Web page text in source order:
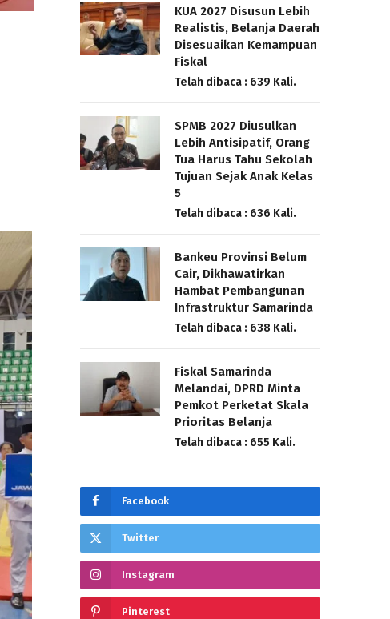
KUA 2027 Disusun Lebih
Realistis, Belanja Daerah
Disesuaikan Kemampuan
Fiskal
Telah dibaca : 639 Kali.
SPMB 2027 Diusulkan
Lebih Antisipatif, Orang
Tua Harus Tahu Sekolah
Tujuan Sejak Anak Kelas
5
Telah dibaca : 636 Kali.
Bankeu Provinsi Belum
Cair, Dikhawatirkan
Hambat Pembangunan
Infrastruktur Samarinda
Telah dibaca : 638 Kali.
Fiskal Samarinda
Melandai, DPRD Minta
Pemkot Perketat Skala
Prioritas Belanja
Telah dibaca : 655 Kali.
Facebook
Twitter
Instagram
Pinterest